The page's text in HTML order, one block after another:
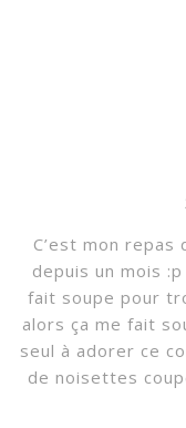
C’est mon
depuis un mois
fait soupe pour
alors ça me fait
seul à adorer ce
de noisettes